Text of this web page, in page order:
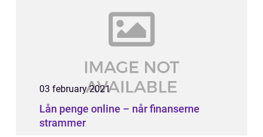
03 february 2021
Lån penge online – når finanserne
strammer